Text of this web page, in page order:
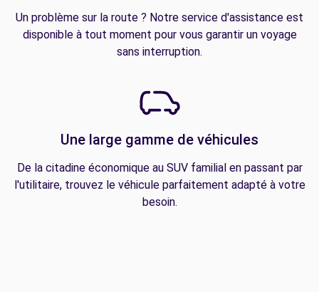
Un problème sur la route ? Notre service d'assistance est
disponible à tout moment pour vous garantir un voyage
sans interruption.
Une large gamme de véhicules
De la citadine économique au SUV familial en passant par
l'utilitaire, trouvez le véhicule parfaitement adapté à votre
besoin.